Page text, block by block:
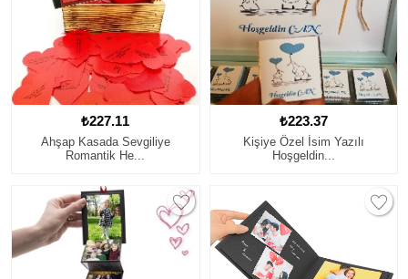
₺227.11
Ahşap Kasada Sevgiliye
Romantik He...
₺223.37
Kişiye Özel İsim Yazılı
Hoşgeldin...